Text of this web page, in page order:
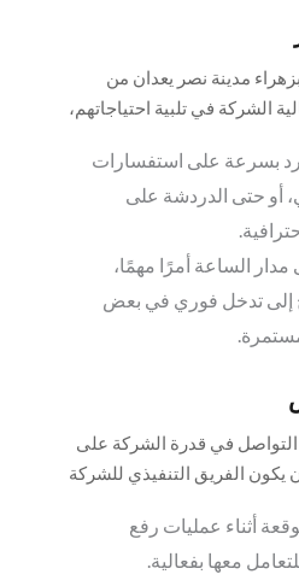
مدينة نصر يعدان من
الشركة في تلبية احتياجاتهم،
بسرعة على استفسارات
أو حتى الدردشة على
الساعة أمرًا مهمًا،
إلى تدخل فوري في بعض
في قدرة الشركة على
الفريق التنفيذي للشركة
أثناء عمليات رفع
معها بفعالية.